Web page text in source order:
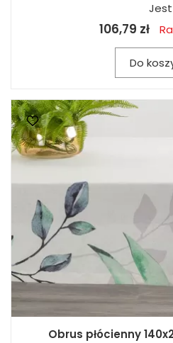
Jest
106,79 zł
Do
Obrus płócienny